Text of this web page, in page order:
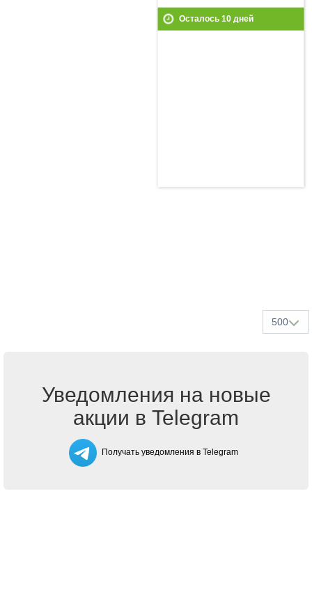
Осталось 10дней
500
Уведомления на новые
акции в Telegram
Получать уведомления в Telegram